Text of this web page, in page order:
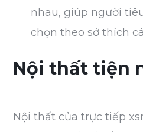
nhau, giúp người
chọn theo sở thích
Nội thất tiện
Nội thất của trực tiếp